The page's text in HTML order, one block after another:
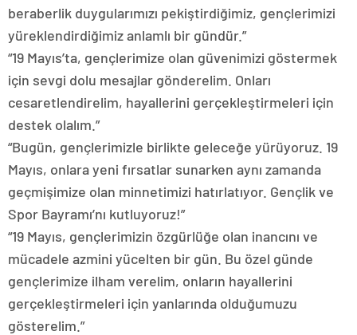
beraberlik duygularımızı pekiştirdiğimiz, gençlerimizi
yüreklendirdiğimiz anlamlı bir gündür.”
“19 Mayıs’ta, gençlerimize olan güvenimizi göstermek
için sevgi dolu mesajlar gönderelim. Onları
cesaretlendirelim, hayallerini gerçekleştirmeleri için
destek olalım.”
“Bugün, gençlerimizle birlikte geleceğe yürüyoruz. 19
Mayıs, onlara yeni fırsatlar sunarken aynı zamanda
geçmişimize olan minnetimizi hatırlatıyor. Gençlik ve
Spor Bayramı’nı kutluyoruz!”
“19 Mayıs, gençlerimizin özgürlüğe olan inancını ve
mücadele azmini yücelten bir gün. Bu özel günde
gençlerimize ilham verelim, onların hayallerini
gerçekleştirmeleri için yanlarında olduğumuzu
gösterelim.”